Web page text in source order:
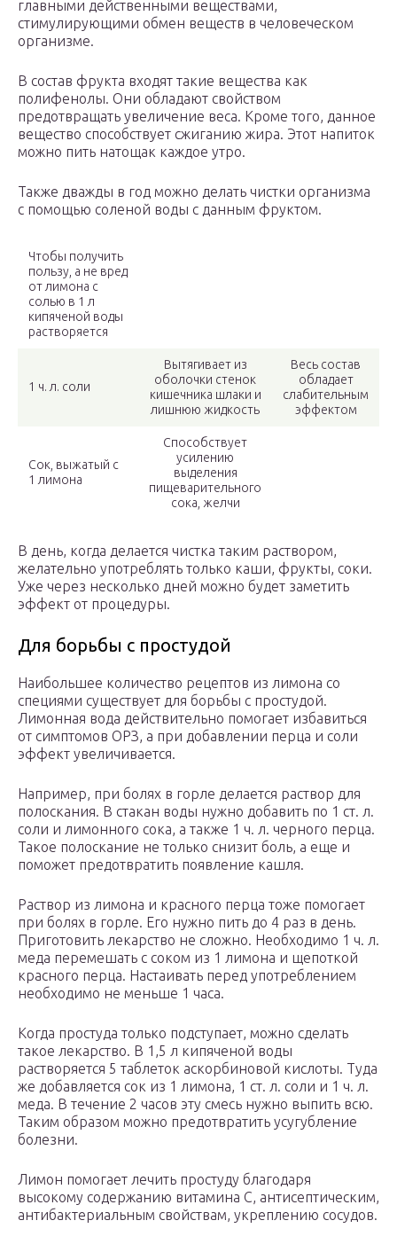
главными действенными веществами,
стимулирующими обмен веществ в человеческом
организме.
В состав фрукта входят такие вещества как
полифенолы. Они обладают свойством
предотвращать увеличение веса. Кроме того, данное
вещество способствует сжиганию жира. Этот напиток
можно пить натощак каждое утро.
Также дважды в год можно делать чистки организма
с помощью соленой воды с данным фруктом.
Чтобы получить
пользу, а не вред
от лимона с
солью в 1 л
кипяченой воды
растворяется
1 ч. л. соли
Вытягивает из
оболочки стенок
кишечника шлаки и
лишнюю жидкость
Весь состав
обладает
слабительным
эффектом
Сок, выжатый с
1 лимона
Способствует
усилению
выделения
пищеварительного
сока, желчи
В день, когда делается чистка таким раствором,
желательно употреблять только каши, фрукты, соки.
Уже через несколько дней можно будет заметить
эффект от процедуры.
Для борьбы с простудой
Наибольшее количество рецептов из лимона со
специями существует для борьбы с простудой.
Лимонная вода действительно помогает избавиться
от симптомов ОРЗ, а при добавлении перца и соли
эффект увеличивается.
Например, при болях в горле делается раствор для
полоскания. В стакан воды нужно добавить по 1 ст. л.
соли и лимонного сока, а также 1 ч. л. черного перца.
Такое полоскание не только снизит боль, а еще и
поможет предотвратить появление кашля.
Раствор из лимона и красного перца тоже помогает
при болях в горле. Его нужно пить до 4 раз в день.
Приготовить лекарство не сложно. Необходимо 1 ч. л.
меда перемешать с соком из 1 лимона и щепоткой
красного перца. Настаивать перед употреблением
необходимо не меньше 1 часа.
Когда простуда только подступает, можно сделать
такое лекарство. В 1,5 л кипяченой воды
растворяется 5 таблеток аскорбиновой кислоты. Туда
же добавляется сок из 1 лимона, 1 ст. л. соли и 1 ч. л.
меда. В течение 2 часов эту смесь нужно выпить всю.
Таким образом можно предотвратить усугубление
болезни.
Лимон помогает лечить простуду благодаря
высокому содержанию витамина С, антисептическим,
антибактериальным свойствам, укреплению сосудов.